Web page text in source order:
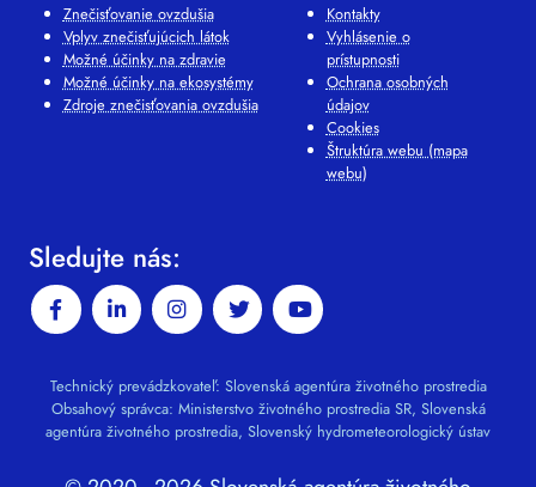
Znečisťovanie ovzdušia
Vplyv znečisťujúcich látok
Možné účinky na zdravie
Možné účinky na ekosystémy
Zdroje znečisťovania ovzdušia
Kontakty
Vyhlásenie o
prístupnosti
Ochrana osobných
údajov
Cookies
Štruktúra webu (mapa
webu)
Sledujte nás:
Technický prevádzkovateľ: Slovenská agentúra životného prostredia
Obsahový správca: Ministerstvo životného prostredia SR, Slovenská
agentúra životného prostredia, Slovenský hydrometeorologický ústav